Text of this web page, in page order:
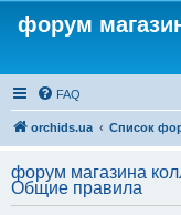
форум
FAQ
orchids.ua Список
форум магазина
Общие правила